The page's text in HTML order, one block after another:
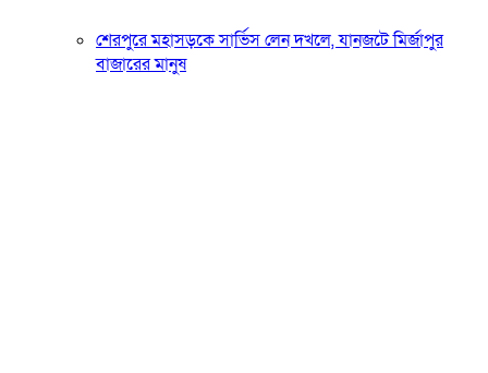
শেরপুরে মহাসড়কে সার্ভিস লেন দখলে, যানজটে মির্জাপুর
বাজারের মানুষ